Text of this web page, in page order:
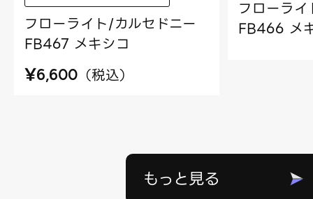
フローライト/カルセドニー
FB467 メキシコ
¥6,600 （税込）
フローラ
FB466 メ
もっと見る